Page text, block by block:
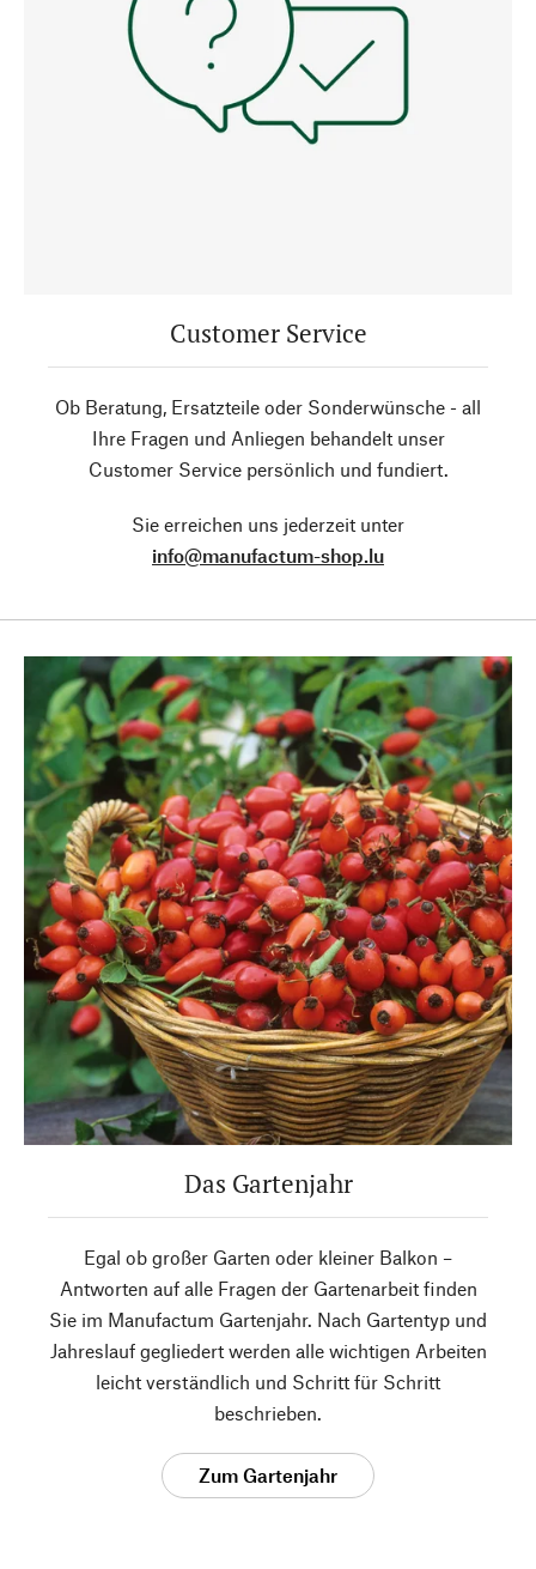
Customer Service
Ob Beratung, Ersatzteile oder Sonderwünsche - all
Ihre Fragen und Anliegen behandelt unser
Customer Service persönlich und fundiert.
Sie erreichen uns jederzeit unter
info@manufactum-shop.lu
Das Gartenjahr
Egal ob großer Garten oder kleiner Balkon –
Antworten auf alle Fragen der Gartenarbeit finden
Sie im Manufactum Gartenjahr. Nach Gartentyp und
Jahreslauf gegliedert werden alle wichtigen Arbeiten
leicht verständlich und Schritt für Schritt
beschrieben.
Zum Gartenjahr